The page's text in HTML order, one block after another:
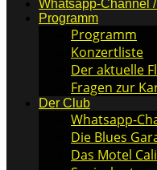
Whatsapp-Channel
Programm
Programm
Konzertliste
Der aktuelle
Fragen zur
Der Club
Whatsapp-
Die Blues
Das Motel